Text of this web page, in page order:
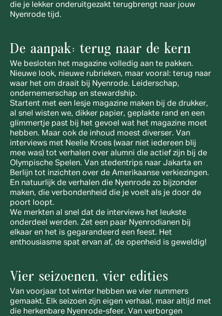
die je lekker onderuitgezakt terugbrengt naar jouw
Nyenrode tijd.
De aanpak: terug naar de kern
We besloten het magazine volledig aan te pakken.
Nieuwe look, nieuwe rubrieken, maar vooral: terug naar
waar het om draait bij Nyenrode. Leiderschap,
ondernemerschap en stewardship.
Startent met een lesje magazine maken bij de drukker,
al snel wisten we, dikker papier, geplakte rand en een
glimmertje past bij het gevoel wat het magazine moet
hebben. Maar ook de inhoud moest diverser. Van
interviews met Neelie Kroes (waar niet iedereen blij
mee was) tot verhalen over alumni die actief zijn bij de
Olympische Spelen. Van stedentrips naar Jakarta en
Berlijn tot inzichten over de Amerikaanse verkiezingen.
En natuurlijk de verhalen die Nyenrode zo bijzonder
maken, die verbondenheid die je voelt als je door de
poort loopt.
We merkten al snel dat de interviews het leukste
onderdeel werden. Zet een paar Nyenrodianen bij
elkaar en het is gegarandeerd een feest. Het
enthousiasme spat ervan af, de openheid is geweldig!
Vier seizoenen, vier edities
Van voorjaar tot winter hebben we vier nummers
gemaakt. Elk seizoen zijn eigen verhaal, maar altijd met
die herkenbare Nyenrode-sfeer. Van verborgen